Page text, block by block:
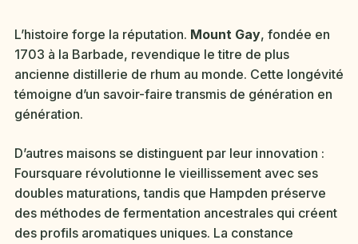
L’histoire forge la réputation. Mount Gay, fondée en
1703 à la Barbade, revendique le titre de plus
ancienne distillerie de rhum au monde. Cette longévité
témoigne d’un savoir-faire transmis de génération en
génération.
D’autres maisons se distinguent par leur innovation :
Foursquare révolutionne le vieillissement avec ses
doubles maturations, tandis que Hampden préserve
des méthodes de fermentation ancestrales qui créent
des profils aromatiques uniques. La constance